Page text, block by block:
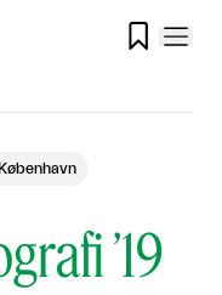

’19
København